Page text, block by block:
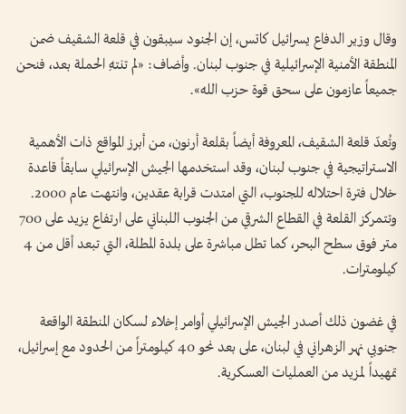
وقال وزير الدفاع يسرائيل كاتس، إن الجنود سيبقون في قلعة الشقيف ضمن
المنطقة الأمنية الإسرائيلية في جنوب لبنان. وأضاف: «لم تنتهِ الحملة بعد، فنحن
جميعاً عازمون على ‌سحق قوة حزب الله».
وتُعدّ قلعة الشقيف، المعروفة أيضاً بقلعة أرنون، من أبرز المواقع ذات الأهمية
الاستراتيجية في جنوب لبنان، وقد استخدمها الجيش الإسرائيلي سابقاً قاعدة
خلال فترة احتلاله للجنوب، التي امتدت قرابة عقدين، وانتهت عام 2000.
وتتمركز القلعة في القطاع الشرقي من الجنوب اللبناني على ارتفاع يزيد على 700
متر فوق سطح البحر، كما تطل مباشرة على بلدة المطلة، التي تبعد أقل من 4
كيلومترات.
في غضون ذلك أصدر الجيش الإسرائيلي أوامر إخلاء لسكان المنطقة الواقعة
جنوبي نهر الزهراني في لبنان، على بعد نحو 40 كيلومتراً من الحدود مع إسرائيل،
تمهيداً لمزيد من العمليات العسكرية.